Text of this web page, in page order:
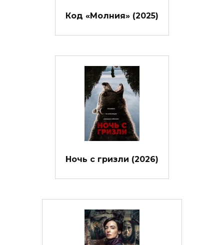
Код «Молния» (2025)
Ночь с гризли (2026)